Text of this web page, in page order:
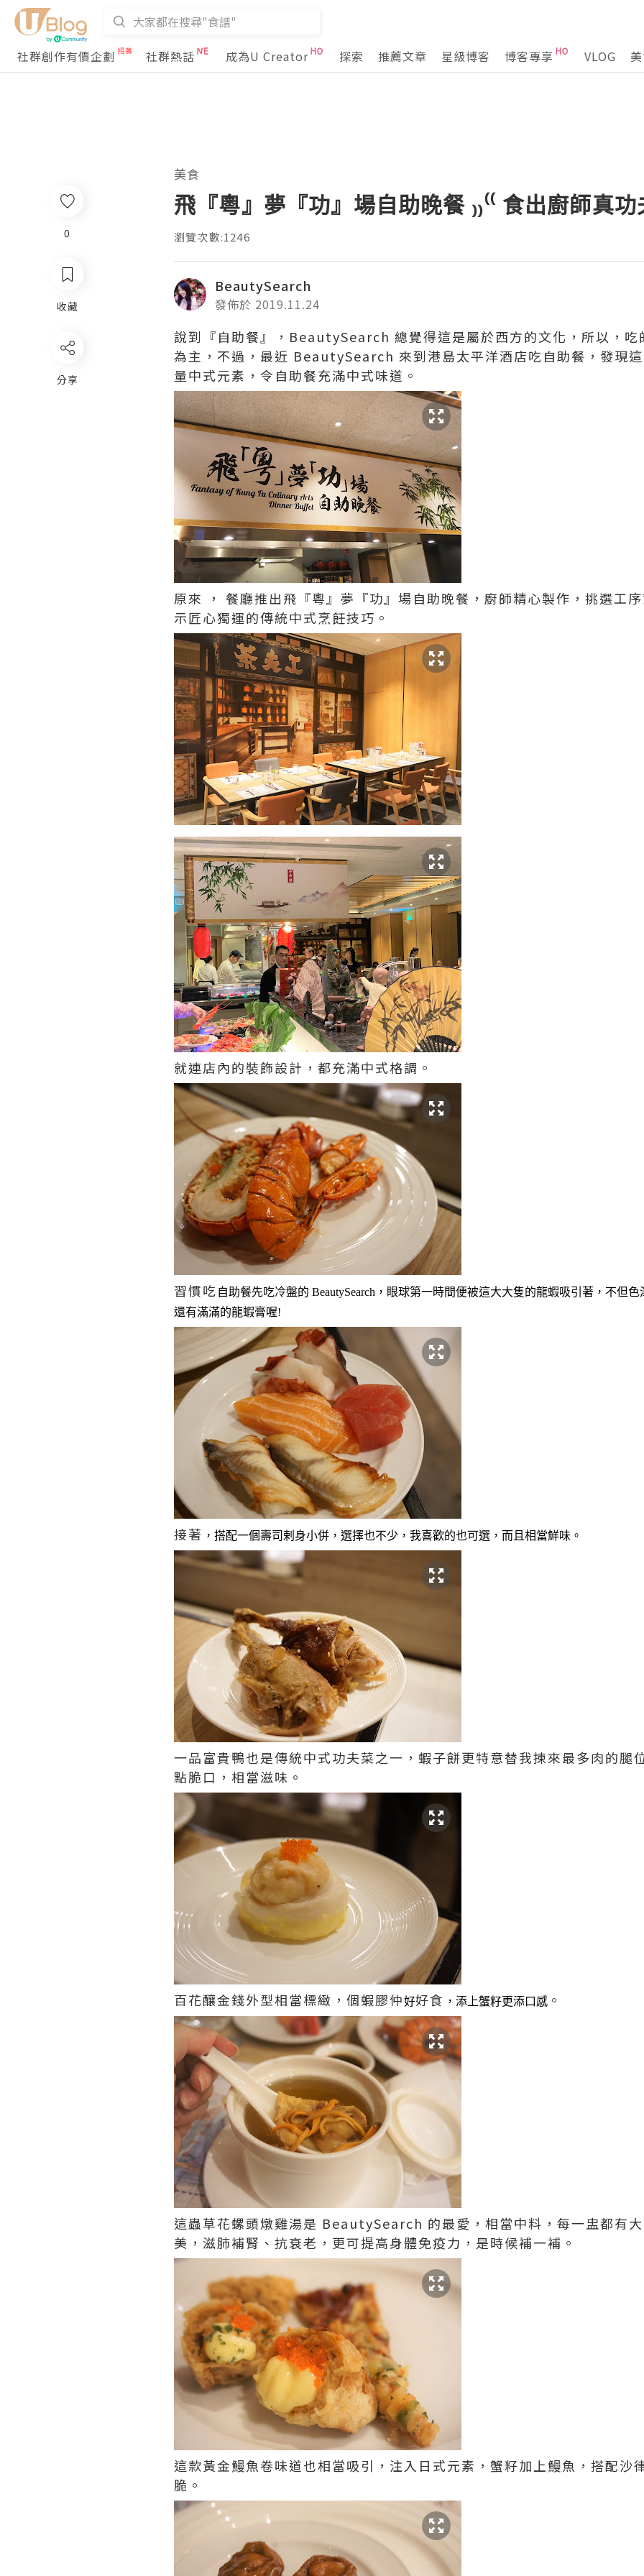
社群創作有價企劃
社群熱話 成為U Creator 探索 推薦文章 星級博客 博客專享 VLOG
0
收藏
分享
美食
飛『粵』夢『功』場自助晚餐 ₎₎⁽⁽ 食出廚師真功
瀏覽次數:1246
BeautySearch
發佈於 2019.11.24
說到『自助餐』，BeautySearch 總覺得這是屬於西方的文化，所以，吃
為主，不過，最近 BeautySearch 來到港島太平洋酒店吃自助餐，發現
量中式元素，令自助餐充滿中式味道。
原來 ， 餐廳推出飛『粵』夢『功』場自助晚餐，廚師精心製作，挑選工
示匠心獨運的傳統中式烹飪技巧。
就連店內的裝飾設計，都充滿中式格調。
習慣吃 自助餐先吃冷盤的 BeautySearch ，眼球第一時間便被這大大隻的龍蝦吸引著 ，不但色
還有滿滿的龍蝦膏喔!
接著 ，搭配一個壽司剌身小併 ，選擇也不少 ，我喜歡的也可選 ，而且相當鮮味。
一品富貴鴨也是傳統中式功夫菜之一，蝦子餅更特意替我揀來最多肉的腿
點脆口，相當滋味。
百花釀金錢外型相當標緻，個蝦膠仲好好食 ，添上蟹籽更添口感 。
這蟲草花螺頭燉雞湯是 BeautySearch 的最愛，相當中料，每一盅都有
美，滋肺補腎、抗衰老，更可提高身體免疫力，是時候補一補。
這款黃金鰻魚卷味道也相當吸引，注入日式元素，蟹籽加上鰻魚，搭配沙
脆。